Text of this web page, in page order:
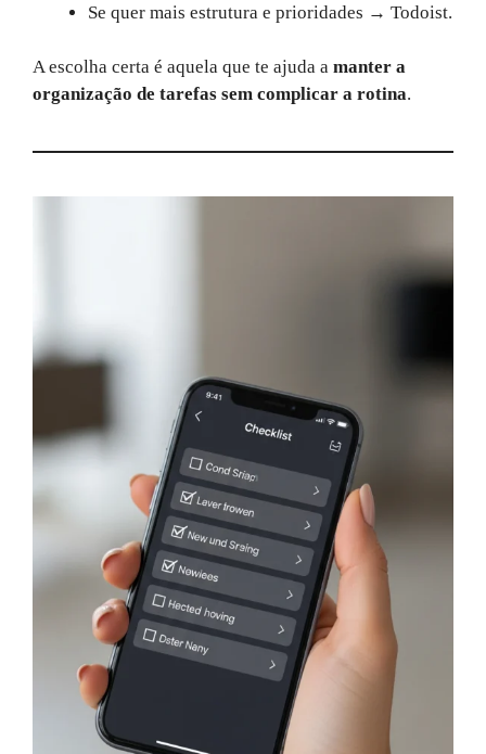
Se quer mais estrutura e prioridades → Todoist.
A escolha certa é aquela que te ajuda a manter a
organização de tarefas sem complicar a rotina.